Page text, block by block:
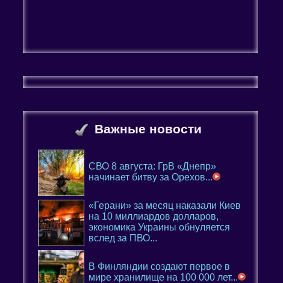
Важные новости
СВО 8 августа: ГрВ «Днепр»
начинает битву за Орехов...
«Герани» за месяц наказали Киев
на 10 миллиардов долларов,
экономика Украины обнуляется
вслед за ПВО...
В Финляндии создают первое в
мире хранилище на 100 000 лет...